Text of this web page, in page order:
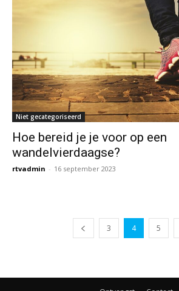
Niet gecategoriseerd
Hoe bereid je je voor op een
wandelvierdaagse?
rtvadmin - 16 september 2023
3 4 5